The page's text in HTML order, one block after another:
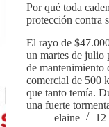
Por qué toda
protección contra
El rayo de
un martes de julio
de mantenimiento
comercial de 500
que tanto temía.
una fuerte
elaine
12